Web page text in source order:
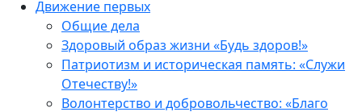
Движение первых
Общие дела
Здоровый образ жизни «Будь здоров!»
Патриотизм и историческая память: «Служи
Отечеству!»
Волонтерство и добровольчество: «Благо